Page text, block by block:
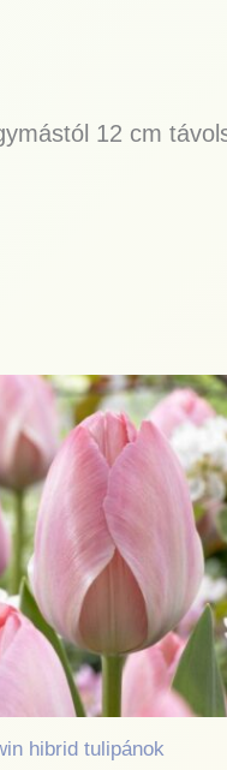
12 cm
hibrid tulipánok